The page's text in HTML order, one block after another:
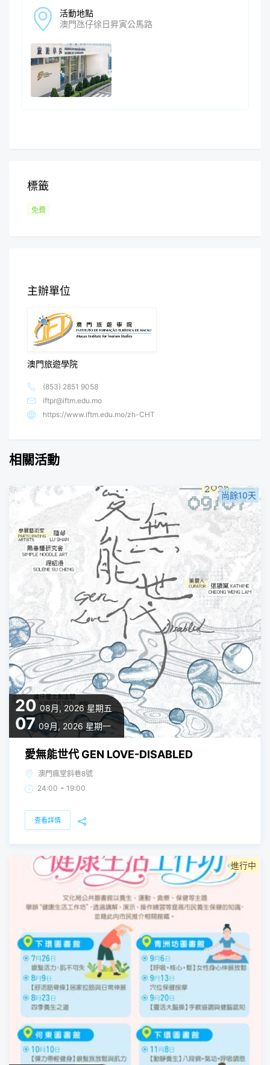
活動地點
澳門氹仔徐日昇寅公馬路
標籤
免費
主辦單位
澳門旅遊學院
(853) 2851 9058
iftpr@iftm.edu.mo
https://www.iftm.edu.mo/zh-CHT
相關活動
20 08月, 2026 星期五
07 09月, 2026 星期一
尚餘10天
愛無能世代 GEN LOVE-DISABLED
澳門瘋堂斜巷8號
24:00 - 19:00
查看詳情
進行中